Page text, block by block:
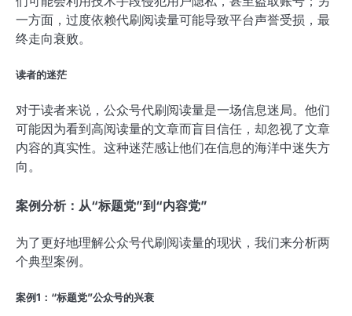
一方面，过度依赖代刷阅读量可能导致平台声誉受损，最
终走向衰败。
读者的迷茫
对于读者来说，公众号代刷阅读量是一场信息迷局。他们
可能因为看到高阅读量的文章而盲目信任，却忽视了文章
内容的真实性。这种迷茫感让他们在信息的海洋中迷失方
向。
案例分析：从“标题党”到“内容党”
为了更好地理解公众号代刷阅读量的现状，我们来分析两
个典型案例。
案例1：“标题党”公众号的兴衰